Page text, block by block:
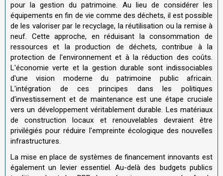
pour la gestion du patrimoine. Au lieu de considérer les
équipements en fin de vie comme des déchets, il est possible
de les valoriser par le recyclage, la réutilisation ou la remise à
neuf. Cette approche, en réduisant la consommation de
ressources et la production de déchets, contribue à la
protection de l'environnement et à la réduction des coûts.
L'économie verte et la gestion durable sont indissociables
d'une vision moderne du patrimoine public africain.
L'intégration de ces principes dans les politiques
d'investissement et de maintenance est une étape cruciale
vers un développement véritablement durable. Les matériaux
de construction locaux et renouvelables devraient être
privilégiés pour réduire l'empreinte écologique des nouvelles
infrastructures.
La mise en place de systèmes de financement innovants est
également un levier essentiel. Au-delà des budgets publics